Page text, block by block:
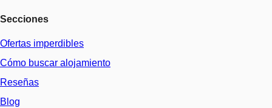
Secciones
Ofertas imperdibles
Cómo buscar alojamiento
Reseñas
Blog